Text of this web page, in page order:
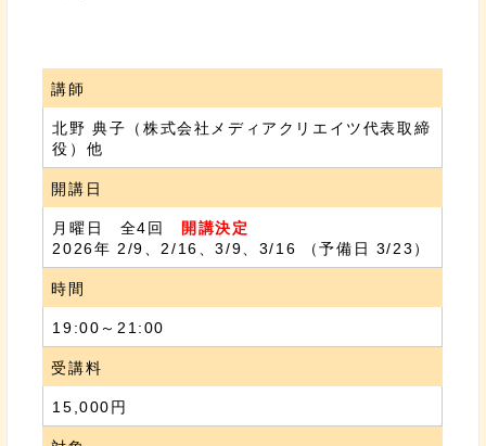
講師
北野 典子（株式会社メディアクリエイツ代表取締
役）他
開講日
月曜日 全4回
開講決定
2026年 2/9、2/16、3/9、3/16 （予備日 3/23）
時間
19:00～21:00
受講料
15,000円